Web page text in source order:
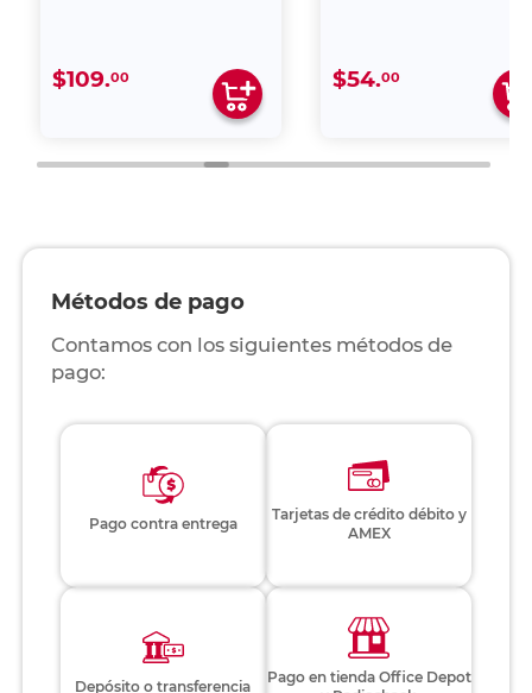
$109.00 $54.00
Métodos de pago
Contamos con los siguientes métodos de
pago:
Pago contra entrega
Tarjetas de crédito débito y
AMEX
Depósito o transferencia
Pago en tienda Office Depot